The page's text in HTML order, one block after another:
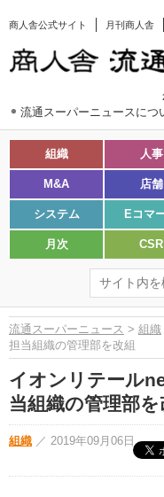
商人舎公式サイト 月刊商人舎
流通スーパーニュースにつ
組織 人事
M&A 店舗
システム Eコマ
月次 CSR
流通スーパーニュース > 組織
担当組織の管理部を改組
イオンリテール
当組織の管理部を
組織 ／ 2019年09月06日